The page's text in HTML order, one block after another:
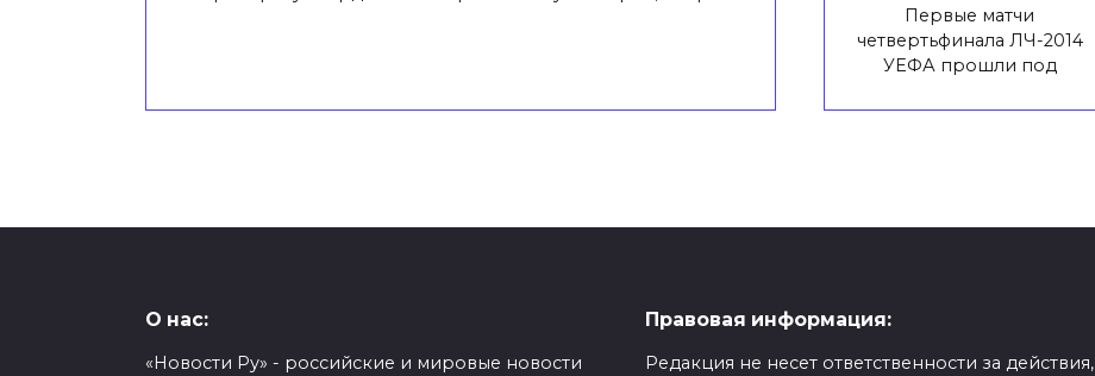
Первые матчи
четвертьфинала ЛЧ-2014
УЕФА прошли под
О нас:
«Новости Ру» - российские и мировые новости
Правовая информация:
Редакция не несет ответственности за действия,